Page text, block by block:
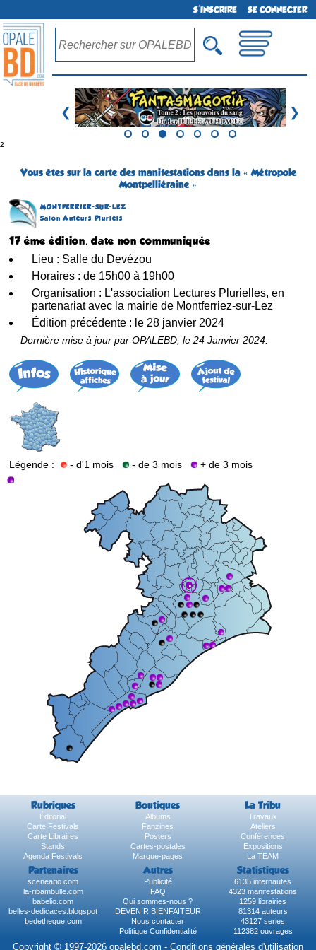
S'INSCRIRE SE CONNECTER
❮ ❯
²
Vous êtes sur la carte des manifestations dans la « Métropole
Montpelliéraine »
MONTFERRIER-SUR-LEZ
Salon Auteurs Pluriels
17 ème édition, date non communiquée
Lieu : Salle du Devézou
Horaires : de 15h00 à 19h00
Organisation : L'association Lectures Plurielles, en
partenariat avec la mairie de Montferriez-sur-Lez
Édition précédente : le 28 janvier 2024
Dernière mise à jour par OPALEBD, le 24 Janvier 2024.
Légende : - d'1 mois - de 3 mois + de 3 mois
Rubriques Boutiques La Tribu
Éditorial Albums
Travaux
Carte Festivals
Fanzines
Ateliers
Carte Libraires
Posters
Conférences
Stands
Cartes-postales
Expositions
Agenda Festivals
Marque-pages La TEAM
Partenaires Autres Statistiques
sceneario.com Publicité
6135 internautes
la-ribambulle.com
FAQ
4323 manifestations
babelio.com
Qui sommes-nous ?
1259 librairies
belles-dedicaces.blogspot
DEVENIR BIENFAITEUR
81314 auteurs
bedetheque.com
Nous contacter
43127 series
Politique Confidentialité
112382 ouvrages
Copyright © 1997-2026 opalebd.com - Conditions générales d'utilisation